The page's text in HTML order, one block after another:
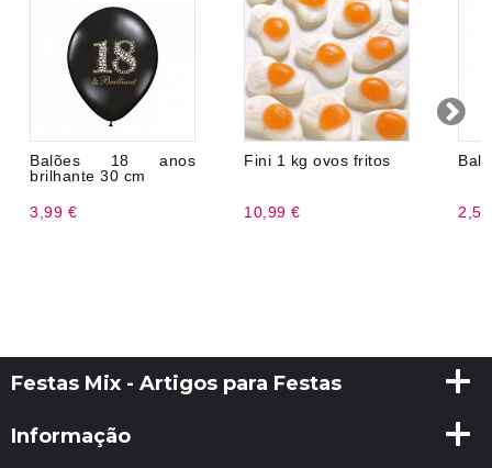
Balões 18 anos
brilhante 30 cm
3,99 €
Fini 1 kg ovos fritos
10,99 €
Festas Mix - Artigos para Festas
Informação